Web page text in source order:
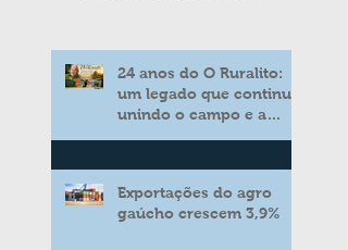
24 anos do O Ruralito:
um legado que continua
unindo o campo e a
Exportações do agro
gaúcho crescem 3,9%